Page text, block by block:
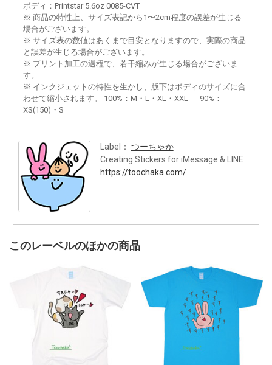
ボディ：Printstar 5.6oz 0085-CVT
※ 商品の特性上、サイズ表記から1〜2cm程度の誤差が生じる
場合がございます。
※ サイズ表の数値はあくまで目安となりますので、実際の商品
と誤差が生じる場合がございます。
※ プリント加工の過程で、若干縮みが生じる場合がございま
す。
※ インクジェットの特性を生かし、版下はボディのサイズに合
わせて縮小されます。 100%：M・L・XL・XXL ｜ 90%：
XS(150)・S
Label： つーちゃか
Creating Stickers for iMessage & LINE
https://toochaka.com/
このレーベルのほかの商品